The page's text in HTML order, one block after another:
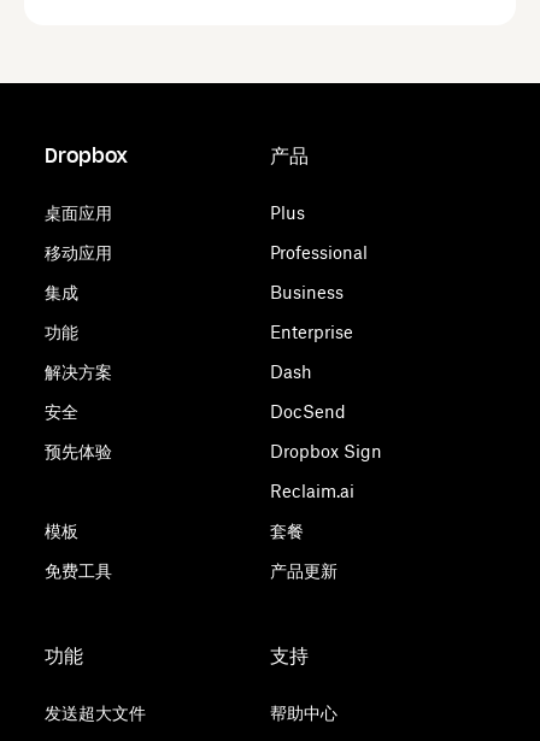
Dropbox
桌面应用
移动应用
集成
功能
解决方案
安全
预先体验
模板
免费工具
产品
Plus
Professional
Business
Enterprise
Dash
DocSend
Dropbox Sign
Reclaim.ai
套餐
产品更新
功能
发送超大文件
支持
帮助中心